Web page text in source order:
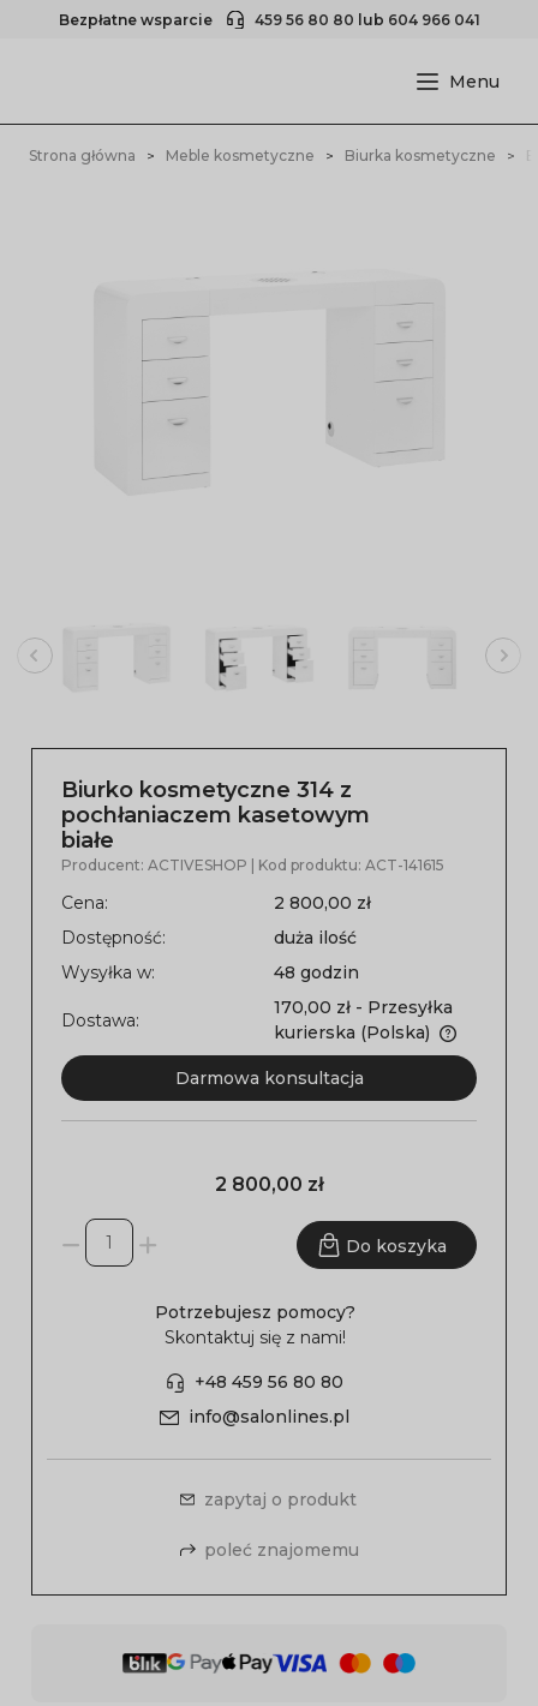
Bezpłatne wsparcie 459 56 80 80 lub 604 966 041
Strona główna Meble kosmetyczne Biurka kosmetyczne
Biurko kosmetyczne 314 z
pochłaniaczem kasetowym
białe
Producent: ACTIVESHOP | Kod produktu: ACT-141615
Cena:
2 800,00 zł
Dostępność:
duża ilość
Wysyłka w:
48 godzin
Dostawa:
170,00 zł - Przesyłka
kurierska (Polska)
Darmowa konsultacja
2 800,00 zł
Do koszyka
Potrzebujesz pomocy?
Skontaktuj się z nami!
+48 459 56 80 80
info@salonlines.pl
zapytaj o produkt
poleć znajomemu